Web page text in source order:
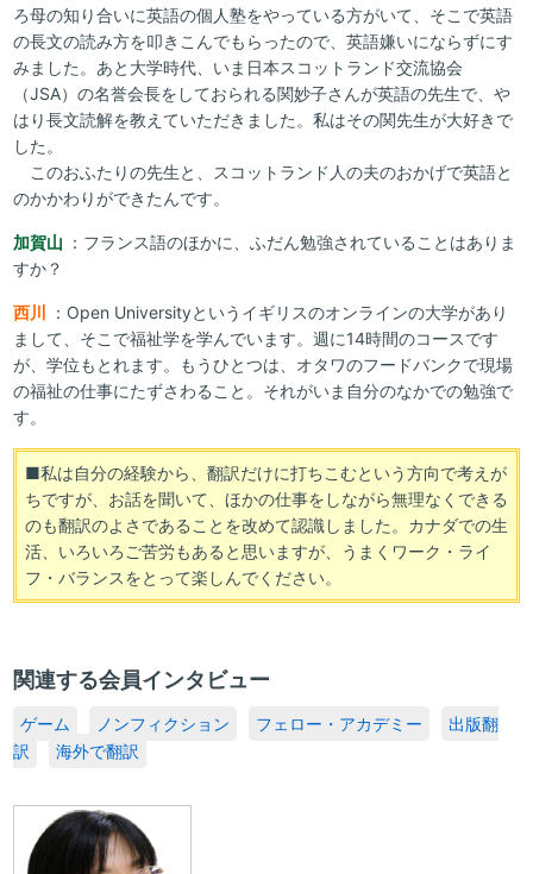
ろ母の知り合いに英語の個人塾をやっている方がいて、そこで英語
の長文の読み方を叩きこんでもらったので、英語嫌いにならずにす
みました。あと大学時代、いま日本スコットランド交流協会
（JSA）の名誉会長をしておられる関妙子さんが英語の先生で、や
はり長文読解を教えていただきました。私はその関先生が大好きで
した。
このおふたりの先生と、スコットランド人の夫のおかげで英語と
のかかわりができたんです。
加賀山 ：フランス語のほかに、ふだん勉強されていることはありま
すか？
西川
：Open Universityというイギリスのオンラインの大学があり
まして、そこで福祉学を学んでいます。週に14時間のコースです
が、学位もとれます。もうひとつは、オタワのフードバンクで現場
の福祉の仕事にたずさわること。それがいま自分のなかでの勉強で
す。
■私は自分の経験から、翻訳だけに打ちこむという方向で考えが
ちですが、お話を聞いて、ほかの仕事をしながら無理なくできる
のも翻訳のよさであることを改めて認識しました。カナダでの生
活、いろいろご苦労もあると思いますが、うまくワーク・ライ
フ・バランスをとって楽しんでください。
関連する会員インタビュー
ゲーム ノンフィクション フェロー・アカデミー
出版翻
訳
海外で翻訳